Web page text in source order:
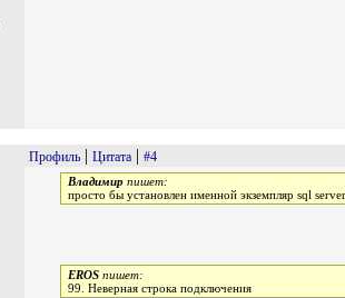
Профиль | Цитата | #4
Владимир пишет:
просто бы установлен именной экземпляр sql
EROS пишет:
99. Неверная строка подключения